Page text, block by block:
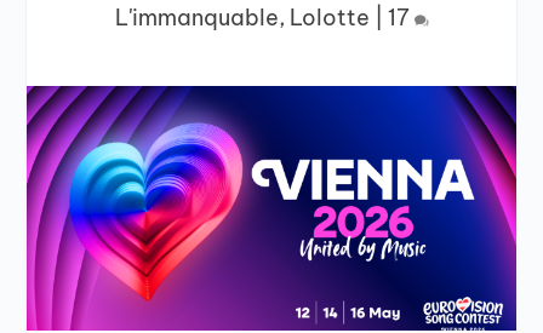
L'immanquable, Lolotte 17